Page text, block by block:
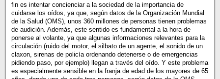
fin es intentar concienciar a la sociedad de la importancia de
cuidarse los oídos, ya que, según datos de la Organización Mundial
de la Salud (OMS), unos 360 millones de personas tienen problemas
de audición. Además, este sentido es fundamental a la hora de
ponerse al volante, ya que algunas informaciones relevantes para la
circulación (ruido del motor, el silbato de un agente, el sonido de un
claxon, sirenas de policía ordenando detenerse o de emergencias
pidiendo paso, por ejemplo) llegan a través del oído. Y este problema
es especialmente sensible en la franja de edad de los mayores de 65